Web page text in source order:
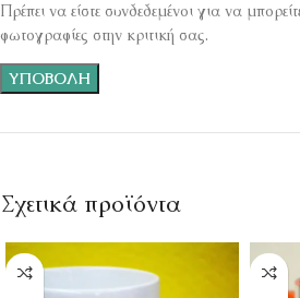
Πρέπει να είστε συνδεδεμένοι για να
φωτογραφίες στην κριτική σας.
Σχετικά προϊόντα